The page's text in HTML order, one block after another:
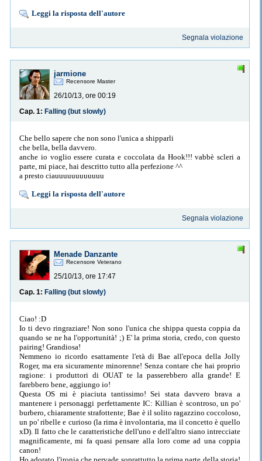
Leggi la risposta dell'autore
Segnala violazione
jarmione
Recensore Master
26/10/13, ore 00:19
Cap. 1: Falling (but slowly)
Che bello sapere che non sono l'unica a shipparli
che bella, bella davvero.
anche io voglio essere curata e coccolata da Hook!!! vabbè scleri a
parte, mi piace, hai descritto tutto alla perfezione ^^
a presto ciauuuuuuuuuuuu
Leggi la risposta dell'autore
Segnala violazione
Menade Danzante
Recensore Veterano
25/10/13, ore 17:47
Cap. 1: Falling (but slowly)
Ciao! :D
Io ti devo ringraziare! Non sono l'unica che shippa questa coppia da
quando se ne ha l'opportunità! ;) E' la prima storia, credo, con questo
pairing! Grandiosa!
Nemmeno io ricordo esattamente l'età di Bae all'epoca della Jolly
Roger, ma era sicuramente minorenne! Senza contare che hai proprio
ragione: i produttori di OUAT te la passerebbero alla grande! E
farebbero bene, aggiungo io!
Questa OS mi è piaciuta tantissimo! Sei stata davvero brava a
mantenere i personaggi perfettamente IC: Killian è scontroso, un po'
burbero, chiaramente strafottente; Bae è il solito ragazzino coccoloso,
un po' ribelle e curioso (la rima è involontaria, ma il concetto è quello
xD). Il fatto che le caratteristiche dell'uno e dell'altro siano intrecciate
magnificamente, mi fa quasi pensare alla loro come ad una coppia
canon!